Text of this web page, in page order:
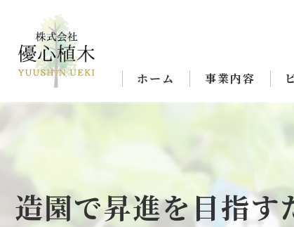
ホーム 事業内容
造園で昇進を目指す